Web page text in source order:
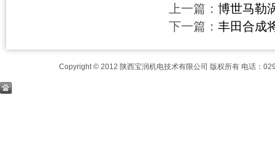
上一篇： 博世马勒
下一篇： 丰田合成
Copyright © 2012 陕西宝润机电技术有限公司 版权所有 电话：